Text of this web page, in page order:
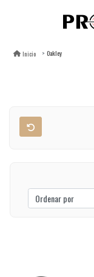
Inicio Oakley